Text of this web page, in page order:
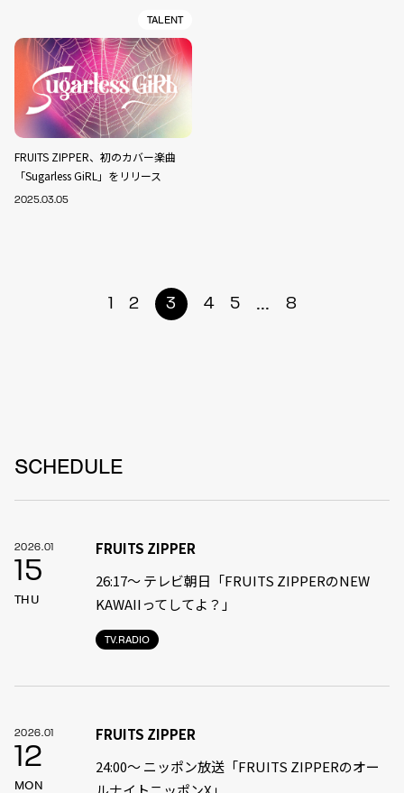
TALENT
FRUITS ZIPPER、初のカバー楽曲
「Sugarless GiRL」をリリース
2025.03.05
1 2 3 4 5 ... 8
SCHEDULE
2026.01
15
THU
TV.RADIO
FRUITS ZIPPER
26:17～ テレビ朝日「FRUITS ZIPPERのNEW
KAWAIIってしてよ？」
2026.01
12
MON
FRUITS ZIPPER
24:00〜 ニッポン放送「FRUITS ZIPPERのオー